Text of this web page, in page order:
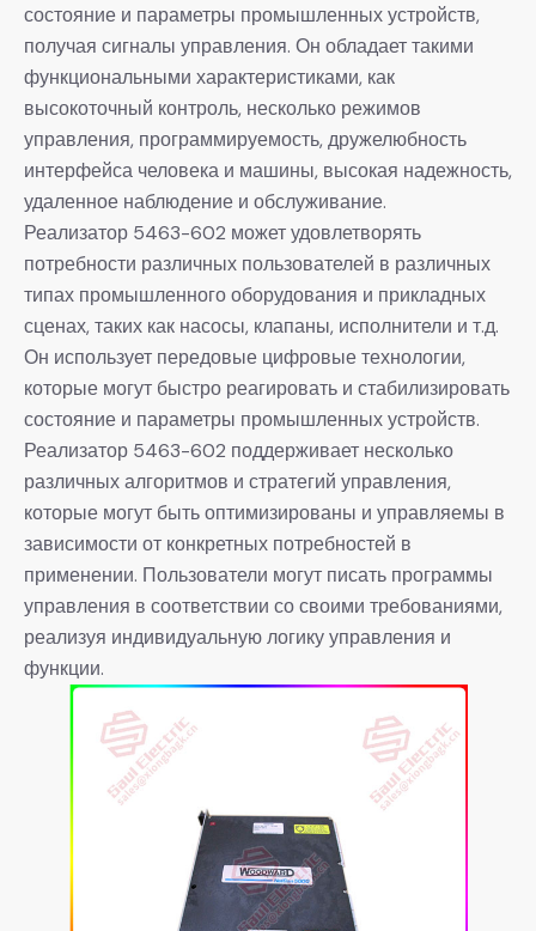
состояние и параметры промышленных устройств,
получая сигналы управления. Он обладает такими
функциональными характеристиками, как
высокоточный контроль, несколько режимов
управления, программируемость, дружелюбность
интерфейса человека и машины, высокая надежность,
удаленное наблюдение и обслуживание.
Реализатор 5463-602 может удовлетворять
потребности различных пользователей в различных
типах промышленного оборудования и прикладных
сценах, таких как насосы, клапаны, исполнители и т.д.
Он использует передовые цифровые технологии,
которые могут быстро реагировать и стабилизировать
состояние и параметры промышленных устройств.
Реализатор 5463-602 поддерживает несколько
различных алгоритмов и стратегий управления,
которые могут быть оптимизированы и управляемы в
зависимости от конкретных потребностей в
применении. Пользователи могут писать программы
управления в соответствии со своими требованиями,
реализуя индивидуальную логику управления и
функции.